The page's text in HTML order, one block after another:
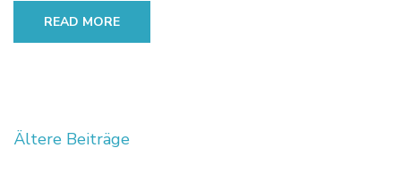
READ MORE
Beitragsnavigation
Ältere Beiträge